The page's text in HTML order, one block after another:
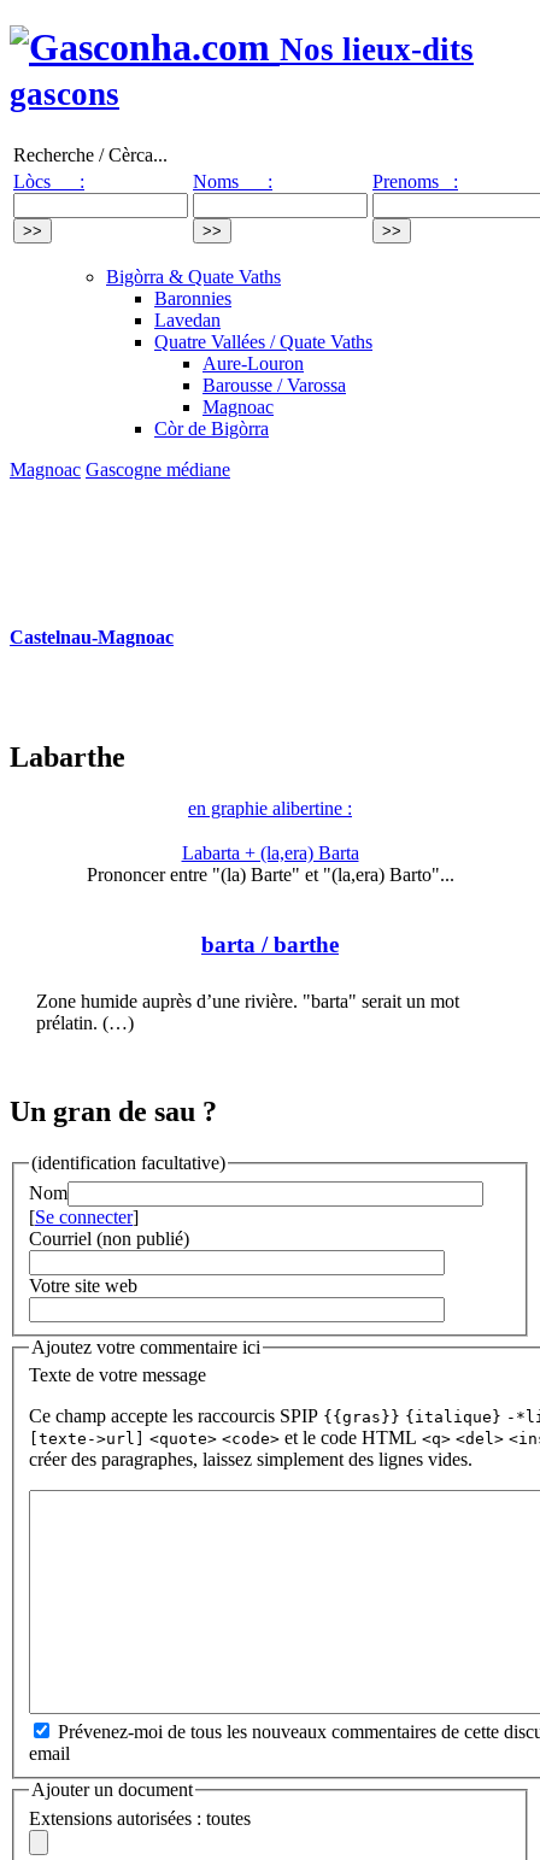
Nos lieux-dits
gascons
Recherche / Cèrca...
Lòcs :
Noms : Prenoms :
Bigòrra & Quate Vaths
Baronnies
Lavedan
Quatre Vallées / Quate Vaths
Aure-Louron
Barousse / Varossa
Magnoac
Còr de Bigòrra
Magnoac Gascogne médiane
Castelnau-Magnoac
Labarthe
en graphie alibertine :
Labarta + (la,era) Barta
Prononcer entre "(la) Barte" et "(la,era) Barto"...
barta / barthe
Zone humide auprès d’une rivière. "barta" serait un mot
prélatin. (…)
Un gran de sau ?
(identification facultative)
Nom
[Se connecter]
Courriel (non publié)
Votre site web
Ajoutez votre commentaire ici
Texte de votre message
Ce champ accepte les raccourcis SPIP {{gras}} {italique} -
[texte->url]
<quote> <code> et le code HTML <q> <del>
créer des paragraphes, laissez simplement des lignes vides.
Prévenez-moi de tous les nouveaux commentaires de cette
email
Ajouter un document
Extensions autorisées : toutes